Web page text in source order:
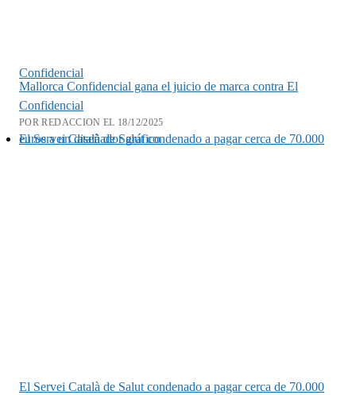
Confidencial
Mallorca Confidencial gana el juicio de marca contra El
Confidencial
POR REDACCION EL 18/12/2025
El Servei Català de Salut condenado a pagar cerca de 70.000 euros a un diseñador gráfico
El Servei Català de Salut condenado a pagar cerca de 70.000